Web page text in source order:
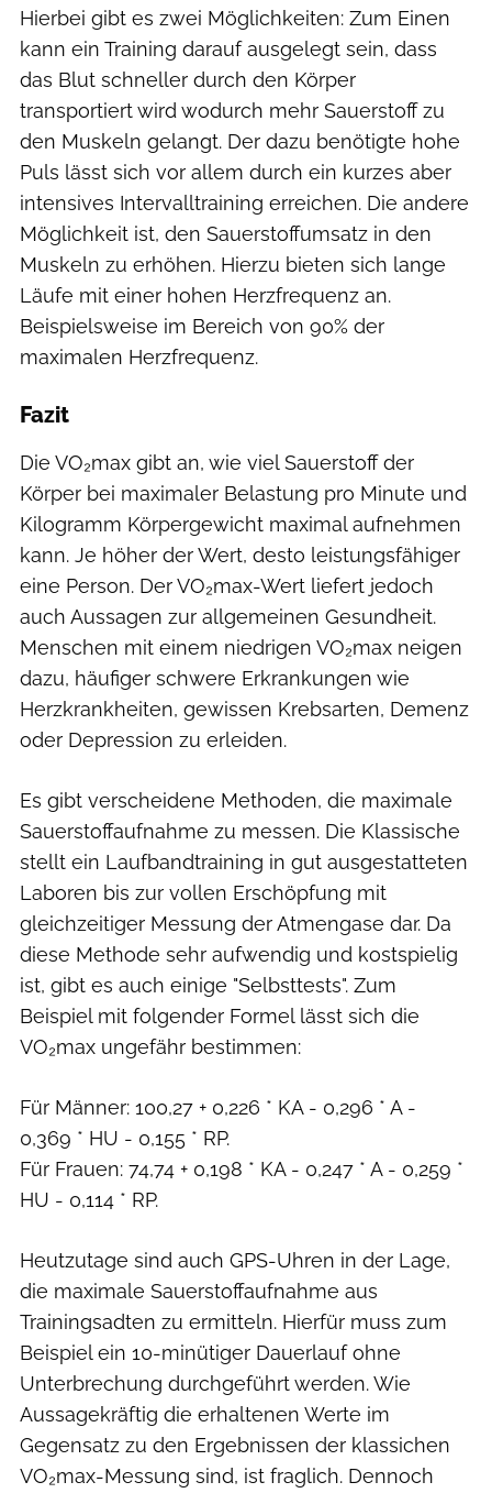
Hierbei gibt es zwei Möglichkeiten: Zum Einen
kann ein Training darauf ausgelegt sein, dass
das Blut schneller durch den Körper
transportiert wird wodurch mehr Sauerstoff zu
den Muskeln gelangt. Der dazu benötigte hohe
Puls lässt sich vor allem durch ein kurzes aber
intensives Intervalltraining erreichen. Die andere
Möglichkeit ist, den Sauerstoffumsatz in den
Muskeln zu erhöhen. Hierzu bieten sich lange
Läufe mit einer hohen Herzfrequenz an.
Beispielsweise im Bereich von 90% der
maximalen Herzfrequenz.
Fazit
Die VO₂max gibt an, wie viel Sauerstoff der
Körper bei maximaler Belastung pro Minute und
Kilogramm Körpergewicht maximal aufnehmen
kann. Je höher der Wert, desto leistungsfähiger
eine Person. Der VO₂max-Wert liefert jedoch
auch Aussagen zur allgemeinen Gesundheit.
Menschen mit einem niedrigen VO₂max neigen
dazu, häufiger schwere Erkrankungen wie
Herzkrankheiten, gewissen Krebsarten, Demenz
oder Depression zu erleiden.
Es gibt verscheidene Methoden, die maximale
Sauerstoffaufnahme zu messen. Die Klassische
stellt ein Laufbandtraining in gut ausgestatteten
Laboren bis zur vollen Erschöpfung mit
gleichzeitiger Messung der Atmengase dar. Da
diese Methode sehr aufwendig und kostspielig
ist, gibt es auch einige "Selbsttests". Zum
Beispiel mit folgender Formel lässt sich die
VO₂max ungefähr bestimmen:
Für Männer: 100,27 + 0,226 * KA - 0,296 * A -
0,369 * HU - 0,155 * RP.
Für Frauen: 74,74 + 0,198 * KA - 0,247 * A - 0,259 *
HU - 0,114 * RP.
Heutzutage sind auch GPS-Uhren in der Lage,
die maximale Sauerstoffaufnahme aus
Trainingsadten zu ermitteln. Hierfür muss zum
Beispiel ein 10-minütiger Dauerlauf ohne
Unterbrechung durchgeführt werden. Wie
Aussagekräftig die erhaltenen Werte im
Gegensatz zu den Ergebnissen der klassichen
VO₂max-Messung sind, ist fraglich. Dennoch